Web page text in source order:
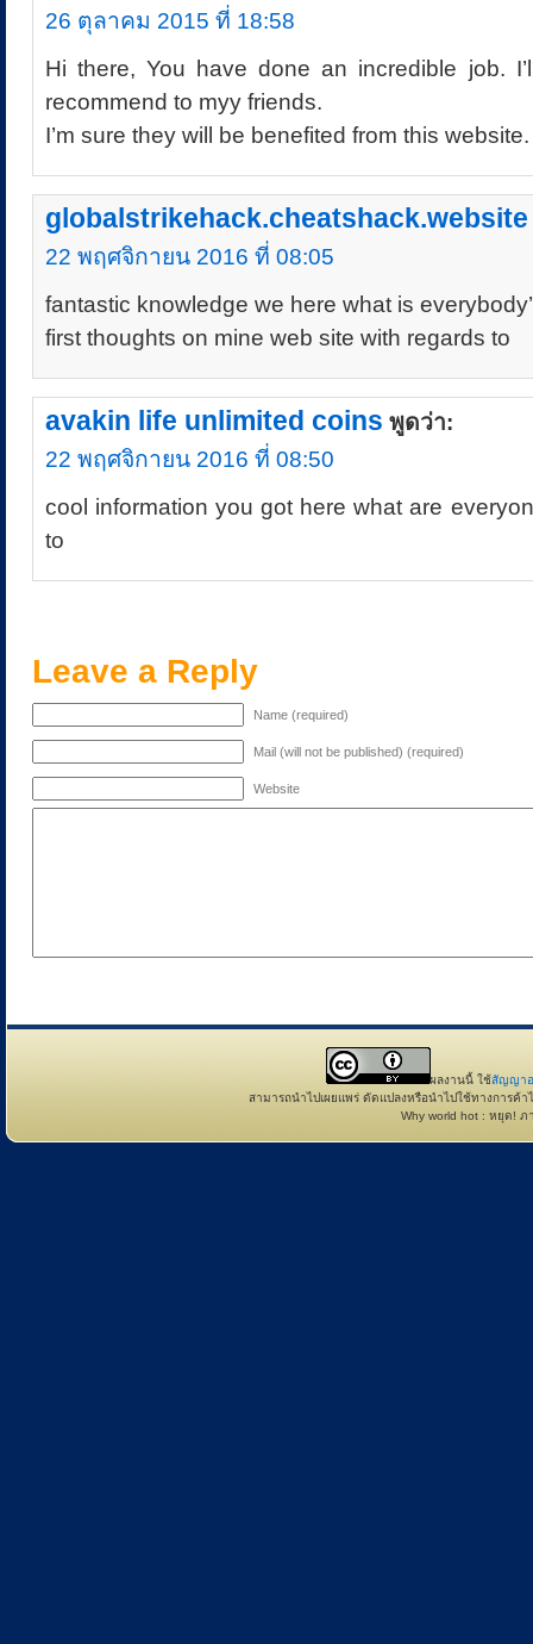
26 ตุลาคม 2015 ที่ 18:58
Hi there, You have done an incredible job.
recommend to myy friends.
I’m sure they will be benefited from this website.
globalstrikehack.cheatshack.website
22 พฤศจิกายน 2016 ที่ 08:05
fantastic knowledge we here what is
first thoughts on mine web site with regards to
avakin life unlimited coins พูดว่า:
22 พฤศจิกายน 2016 ที่ 08:50
cool information you got here what are
to
Leave a Reply
Name (required)
Mail (will not be published) (required)
Website
ผลงานนี้ ใช้สัญญาอ
สามารถนำไปเผยแพร่ ดัดแปลงหรือนำไปใช้ทางการค้
Why world hot : หยุด! ภ